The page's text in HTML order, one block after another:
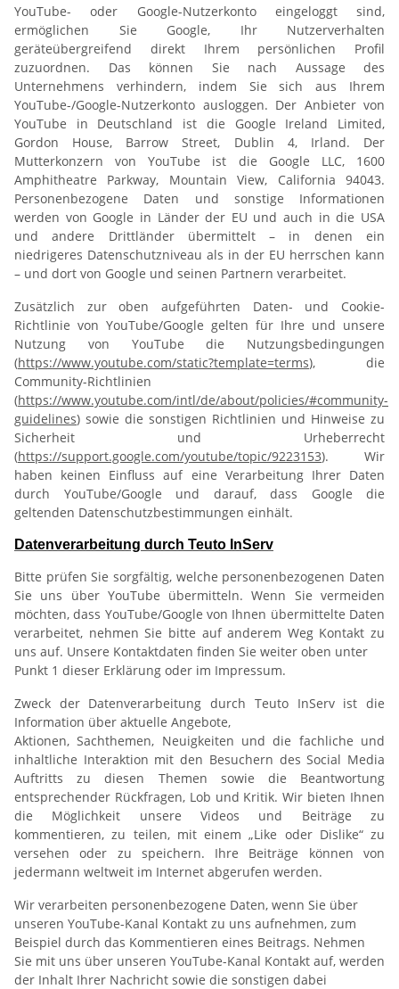
YouTube- oder Google-Nutzerkonto eingeloggt sind,
ermöglichen Sie Google, Ihr Nutzerverhalten
geräteübergreifend direkt Ihrem persönlichen Profil
zuzuordnen. Das können Sie nach Aussage des
Unternehmens verhindern, indem Sie sich aus Ihrem
YouTube-/Google-Nutzerkonto ausloggen. Der Anbieter von
YouTube in Deutschland ist die Google Ireland Limited,
Gordon House, Barrow Street, Dublin 4, Irland. Der
Mutterkonzern von YouTube ist die Google LLC, 1600
Amphitheatre Parkway, Mountain View, California 94043.
Personenbezogene Daten und sonstige Informationen
werden von Google in Länder der EU und auch in die USA
und andere Drittländer übermittelt – in denen ein
niedrigeres Datenschutzniveau als in der EU herrschen kann
– und dort von Google und seinen Partnern verarbeitet.
Zusätzlich zur oben aufgeführten Daten- und Cookie-
Richtlinie von YouTube/Google gelten für Ihre und unsere
Nutzung von YouTube die Nutzungsbedingungen
(https://www.youtube.com/static?template=terms), die
Community-Richtlinien
(https://www.youtube.com/intl/de/about/policies/#community-
guidelines) sowie die sonstigen Richtlinien und Hinweise zu
Sicherheit und Urheberrecht
(https://support.google.com/youtube/topic/9223153). Wir
haben keinen Einfluss auf eine Verarbeitung Ihrer Daten
durch YouTube/Google und darauf, dass Google die
geltenden Datenschutzbestimmungen einhält.
Datenverarbeitung durch Teuto InServ
Bitte prüfen Sie sorgfältig, welche personenbezogenen Daten
Sie uns über YouTube übermitteln. Wenn Sie vermeiden
möchten, dass YouTube/Google von Ihnen übermittelte Daten
verarbeitet, nehmen Sie bitte auf anderem Weg Kontakt zu
uns auf. Unsere Kontaktdaten finden Sie weiter oben unter
Punkt 1 dieser Erklärung oder im Impressum.
Zweck der Datenverarbeitung durch Teuto InServ ist die
Information über aktuelle Angebote,
Aktionen, Sachthemen, Neuigkeiten und die fachliche und
inhaltliche Interaktion mit den Besuchern des Social Media
Auftritts zu diesen Themen sowie die Beantwortung
entsprechender Rückfragen, Lob und Kritik. Wir bieten Ihnen
die Möglichkeit unsere Videos und Beiträge zu
kommentieren, zu teilen, mit einem „Like oder Dislike“ zu
versehen oder zu speichern. Ihre Beiträge können von
jedermann weltweit im Internet abgerufen werden.
Wir verarbeiten personenbezogene Daten, wenn Sie über
unseren YouTube-Kanal Kontakt zu uns aufnehmen, zum
Beispiel durch das Kommentieren eines Beitrags. Nehmen
Sie mit uns über unseren YouTube-Kanal Kontakt auf, werden
der Inhalt Ihrer Nachricht sowie die sonstigen dabei